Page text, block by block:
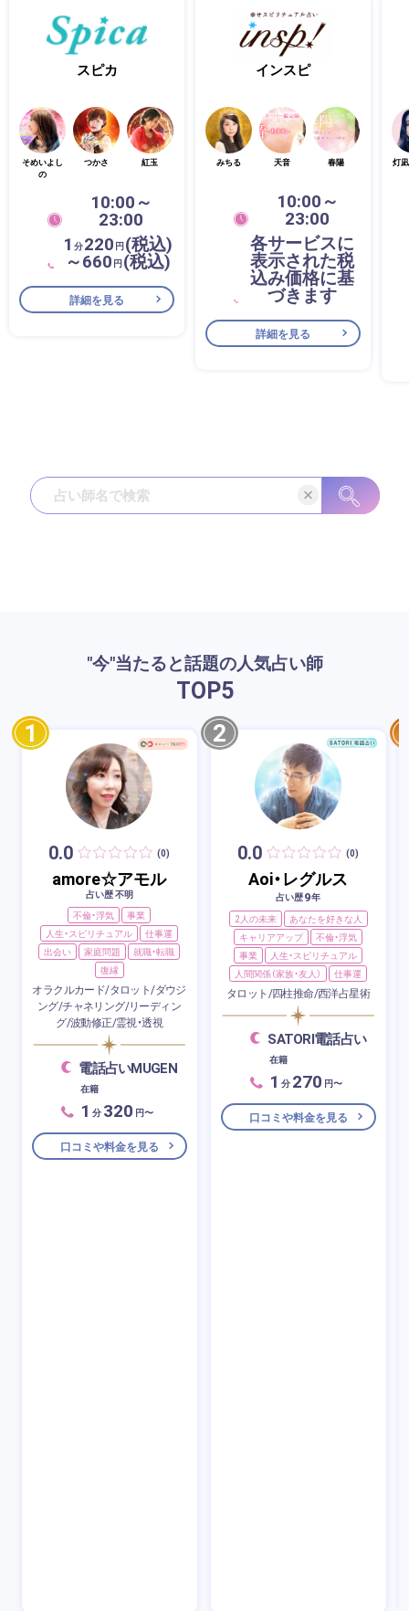
スピカ
そめいよし
の
つかさ 紅玉
10:00～
23:00
1 分220 円(税込)
～660 円(税込)
詳細を見る
インスピ
みちる 天音 春陽
10:00～
23:00
各サービスに
表示された税
込み価格に基
づきます
詳細を見る
灯
"今"当たると話題の人気占い師
TOP5
1
0.0 (0)
amore☆アモル
占い歴 不明
不倫・浮気
事業
人生・スピリチュアル
仕事運
出会い
家庭問題
就職・転職
復縁
オラクルカード/タロット/ダウジ
ング/チャネリング/リーディン
グ/波動修正/霊視・透視
電話占いMUGEN
在籍
1 分 320 円〜
口コミや料金を見る
2
0.0 (0)
Aoi・レグルス
占い歴9年
2人の未来
あなたを好きな人
キャリアアップ
不倫・浮気
事業
人生・スピリチュアル
人間関係（家族・友人）
仕事運
タロット/四柱推命/西洋占星術
SATORI電話占い
在籍
1 分 270 円〜
口コミや料金を見る